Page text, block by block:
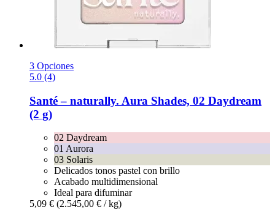
3 Opciones
5.0 (4)
Santé – naturally. Aura Shades, 02 Daydream
(2 g)
02 Daydream
01 Aurora
03 Solaris
Delicados tonos pastel con brillo
Acabado multidimensional
Ideal para difuminar
5,09 € (2.545,00 € / kg)